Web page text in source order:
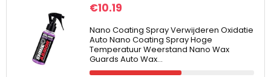
€10.19
Nano Coating Spray Verwijderen Oxidatie
Auto Nano Coating Spray Hoge
Temperatuur Weerstand Nano Wax
Guards Auto Wax…